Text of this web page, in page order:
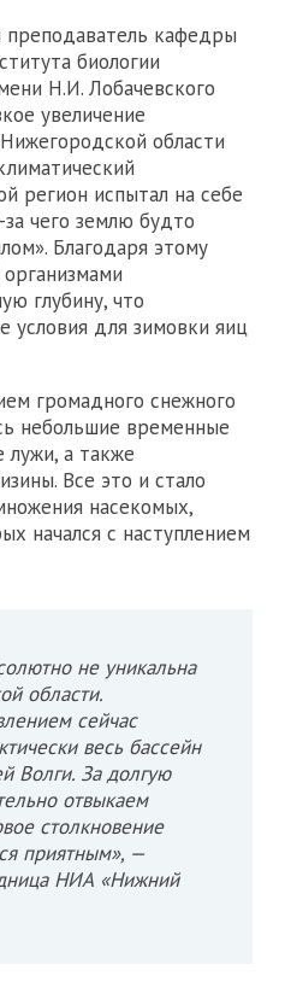
преподаватель кафедры
биологии
Н.И. Лобачевского
увеличение
области
регион испытал на себе
чего землю будто
Благодаря этому
глубину, что
условия для зимовки яиц
громадного снежного
небольшие временные
а также
Все это и стало
насекомых,
начался с наступлением
не уникальна
области.
сейчас
весь бассейн
Волги. За долгую
отвыкаем
столкновение
приятным», —
НИА «Нижний